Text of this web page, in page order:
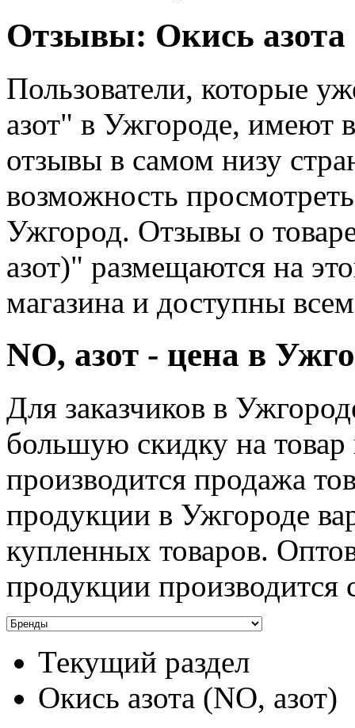
Отзывы: Окись азота
Пользователи, которые
азот" в Ужгороде, имеют
отзывы в самом низу
возможность
Ужгород. Отзывы о
азот)" размещаются на
магазина и доступны
NO, азот - цена в
Для заказчиков в
большую скидку на товар
производится продажа
продукции в Ужгороде
купленных товаров.
продукции
Текущий раздел
Окись азота (NO, азот)